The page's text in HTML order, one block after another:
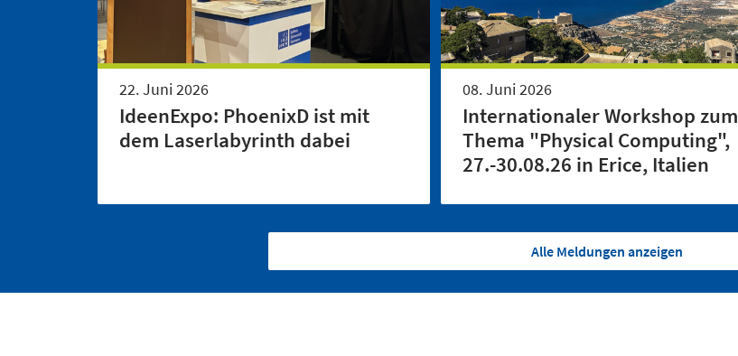
22. Juni 2026
IdeenExpo: PhoenixD ist mit
dem Laserlabyrinth dabei
08. Juni 2026
Internationaler Workshop zum
Thema "Physical Computing",
27.-30.08.26 in Erice, Italien
Alle Meldungen anzeigen